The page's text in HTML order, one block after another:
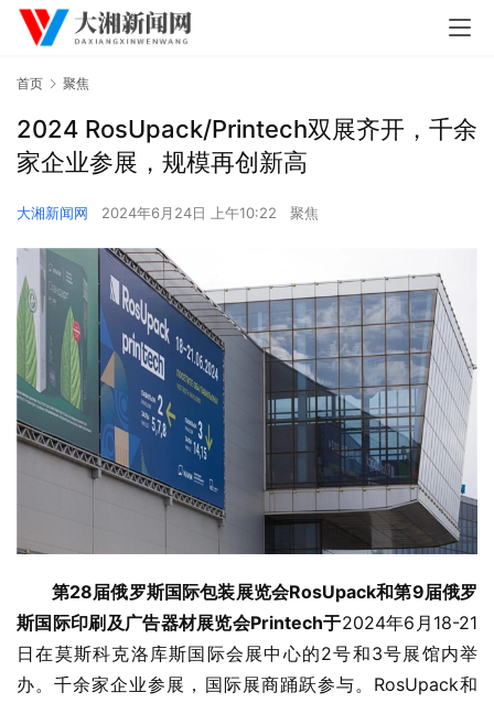
首页 聚焦
2024 RosUpack/Printech双展齐开，千余
家企业参展，规模再创新高
大湘新闻网 2024年6月24日 上午10:22 聚焦
第28届俄罗斯国际包装展览会RosUpack和第9届俄罗
斯国际印刷及广告器材展览会Printech于2024年6月18-21
日在莫斯科克洛库斯国际会展中心的2号和3号展馆内举
办。千余家企业参展，国际展商踊跃参与。RosUpack和